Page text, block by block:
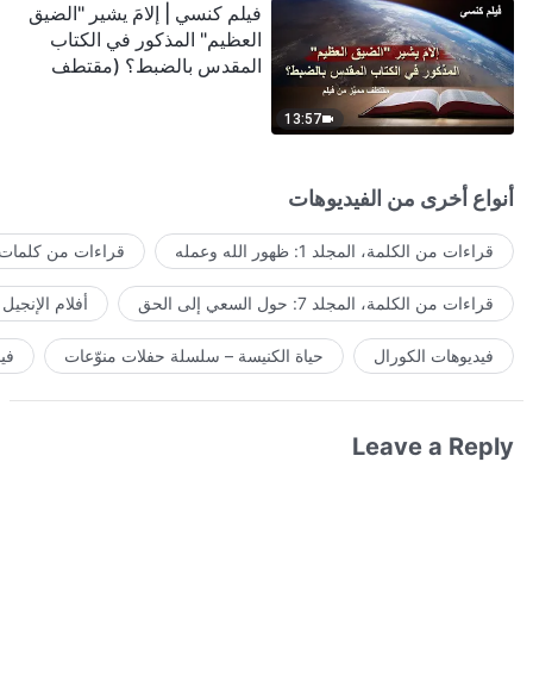
13:57
فيلم كنسي | إلامَ يشير "الضيق
العظيم" المذكور في الكتاب
المقدس بالضبط؟ (مقتطف
أنواع أخرى من الفيديوهات
قراءات من الكلمة، المجلد 1: ظهور الله وعمله قراءات من كلمات
قراءات من الكلمة، المجلد 7: حول السعي إلى الحق أفلام الإنجيل
فيديوهات الكورال حياة الكنيسة – سلسلة حفلات منوّعات
Leave a Reply